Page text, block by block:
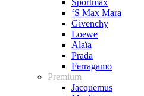
Sportmax
‘S Max Mara
Givenchy
Loewe
Alaïa
Prada
Ferragamo
Premium
Jacquemus